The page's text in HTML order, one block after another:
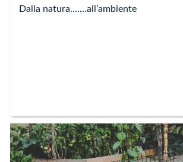
Dalla natura.......all’ambiente